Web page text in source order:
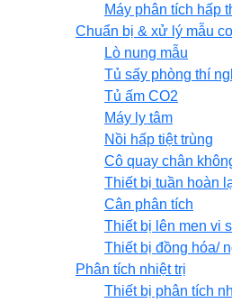
Máy phân tích hấp
Chuẩn bị & xử lý mẫu
Lò nung mẫu
Tủ sấy phòng thí
Tủ ấm CO2
Máy ly tâm
Nồi hấp tiệt trùng
Cô quay chân
Thiết bị tuần hoàn
Cân phân tích
Thiết bị lên men vi
Thiết bị đồng hóa/
Phân tích nhiệt trị
Thiết bị phân tích